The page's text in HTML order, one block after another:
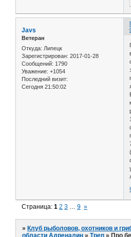
Javs
Ветеран
Откуда: Липецк
Зарегистрирован: 2017-01-28
Сообщений: 1790
Уважение: +1054
Последний визит:
Сегодня 21:50:02
Страница:1 2 3 … 9 »
» Клуб рыболовов, охотников и
области Адреналин »Треп » Про